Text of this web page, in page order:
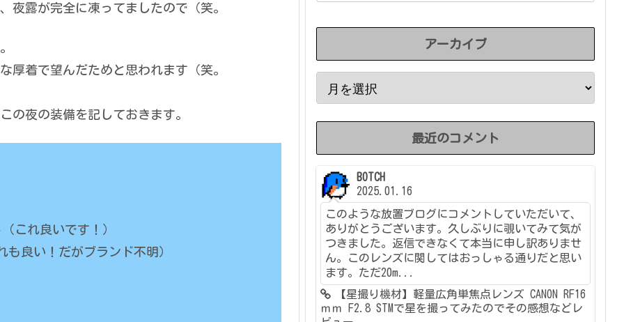
夜露が完全に凍ってましたので（笑。
厚着で望んだためと思われます（笑。
の夜の装備を記しておきます。
れ良いです！）
良い！だがブランド不明）
アーカイブ
最近のコメント
BOTCH
2025.01.16
このような放置ブログにコメントしていただいて、
ありがとうございます。久しぶりに覗いてみて気が
つきました。返信できなくて本当に申し訳ありませ
ん。このレンズに関してはおっしゃる通りだと思い
ます。ただ20m...
【星撮り機材】軽量広角単焦点レンズ CANON RF16
ｍｍ F2.8 STMで星を撮ってみたのでその感想などレ